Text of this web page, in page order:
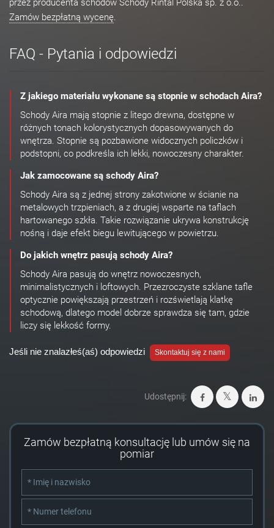
przez producenta schodów Schody Rintal Polska sp. z o.o..
Zamów bezpłatną wycenę.
FAQ - Pytania i odpowiedzi
Z jakiego materiału wykonane są stopnie w schodach Aira?
Schody Aira mają stopnie z litego drewna, dostępne w
różnych tonach kolorystycznych dopasowywanych do
wnętrza. Stopnie są pozbawione widocznych policzków i
podstopni, co podkreśla ich lekki, nowoczesny charakter.
Jak zamocowane są schody Aira?
Schody Aira są z jednej strony zakotwione w ścianie na
metalowych trzpieniach, a z drugiej wsparte na taflach
hartowanego szkła. Takie rozwiązanie ukrywa konstrukcję
nośną i daje efekt biegu lewitującego w powietrzu.
Do jakich wnętrz pasują schody Aira?
Schody Aira pasują do wnętrz nowoczesnych,
minimalistycznych i loftowych. Przezroczyste szklane tafle
optycznie powiększają przestrzeń i rozświetlają klatkę
schodową, dlatego model dobrze sprawdza się tam, gdzie
liczy się lekkość formy.
Jeśli nie znalazłeś(aś) odpowiedzi Skontaktuj się z nami
Udostępnij:
Zamów bezpłatną konsultację lub umów się na
pomiar